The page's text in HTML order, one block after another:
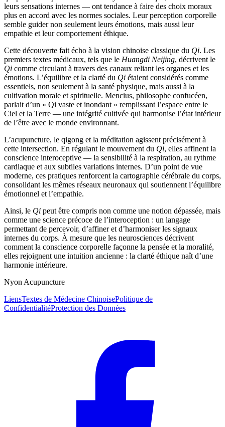
leurs sensations internes — ont tendance à faire des choix moraux
plus en accord avec les normes sociales. Leur perception corporelle
semble guider non seulement leurs émotions, mais aussi leur
empathie et leur comportement éthique.
Cette découverte fait écho à la vision chinoise classique du Qi. Les
premiers textes médicaux, tels que le Huangdi Neijing, décrivent le
Qi comme circulant à travers des canaux reliant les organes et les
émotions. L’équilibre et la clarté du Qi étaient considérés comme
essentiels, non seulement à la santé physique, mais aussi à la
cultivation morale et spirituelle. Mencius, philosophe confucéen,
parlait d’un « Qi vaste et inondant » remplissant l’espace entre le
Ciel et la Terre — une intégrité cultivée qui harmonise l’état intérieur
de l’être avec le monde environnant.
L’acupuncture, le qigong et la méditation agissent précisément à
cette intersection. En régulant le mouvement du Qi, elles affinent la
conscience interoceptive — la sensibilité à la respiration, au rythme
cardiaque et aux subtiles variations internes. D’un point de vue
moderne, ces pratiques renforcent la cartographie cérébrale du corps,
consolidant les mêmes réseaux neuronaux qui soutiennent l’équilibre
émotionnel et l’empathie.
Ainsi, le Qi peut être compris non comme une notion dépassée, mais
comme une science précoce de l’interoception : un langage
permettant de percevoir, d’affiner et d’harmoniser les signaux
internes du corps. À mesure que les neurosciences décrivent
comment la conscience corporelle façonne la pensée et la moralité,
elles rejoignent une intuition ancienne : la clarté éthique naît d’une
harmonie intérieure.
Nyon Acupuncture
LiensTextes de Médecine ChinoisePolitique de
ConfidentialitéProtection des Données